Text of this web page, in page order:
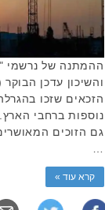
ההמתנה של נרשמי
הזכאים שזכו
נוספות ברחבי
גם הזוכים
קרא עוד »